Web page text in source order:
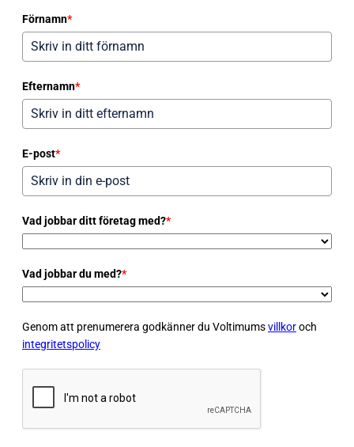
Förnamn*
Efternamn*
E-post*
Vad jobbar ditt företag med?*
Vad jobbar du med?*
Genom att prenumerera godkänner du Voltimumsvillkoroch
integritetspolicy